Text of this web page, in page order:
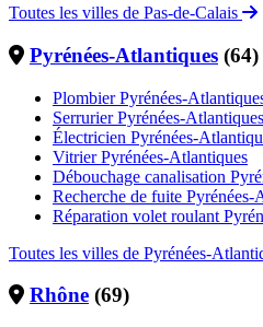
Toutes les villes de Pas-de-Calais
Pyrénées-Atlantiques (64)
Plombier Pyrénées-
Serrurier Pyrénées-Atlantiques
Électricien Pyrénées-
Vitrier Pyrénées-Atlantiques
Débouchage canalisation
Recherche de fuite Pyrénées-
Réparation volet roulant
Toutes les villes de Pyrénées-
Rhône (69)